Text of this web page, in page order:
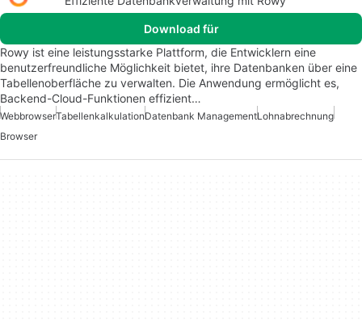
Download für
Rowy ist eine leistungsstarke Plattform, die Entwicklern eine
benutzerfreundliche Möglichkeit bietet, ihre Datenbanken über eine
Tabellenoberfläche zu verwalten. Die Anwendung ermöglicht es,
Backend-Cloud-Funktionen effizient…
WebbrowserTabellenkalkulationDatenbank ManagementLohnabrechnung
Browser